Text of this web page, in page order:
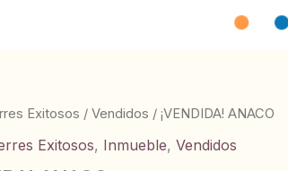
Exitosos / Vendidos / ¡VENDIDA! ANACO
Exitosos, Inmueble, Vendidos